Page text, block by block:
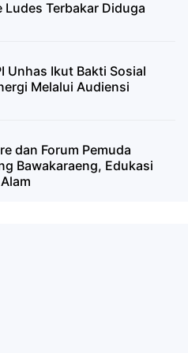
Ludes Terbakar Diduga
Unhas Ikut Bakti Sosial
Melalui Audiensi
dan Forum Pemuda
Bawakaraeng, Edukasi